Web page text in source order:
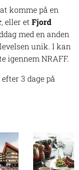
komme på en
, eller et Fjord
med en anden
unik. I kan
igennem NRAFF.
3 dage på